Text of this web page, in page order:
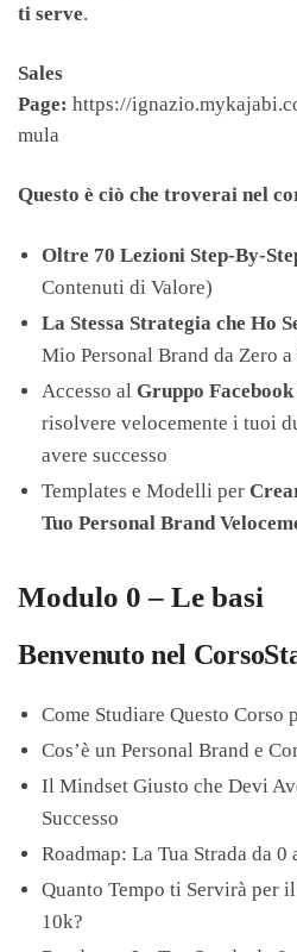
ti serve.
Sales
Page: https://
mula
Questo è ciò che troverai nel
Oltre 70 Lezioni Step-By-
Contenuti di Valore)
La Stessa Strategia che Ho
Mio Personal Brand da Zero
Accesso al Gruppo
risolvere velocemente i tuoi
avere successo
Templates e Modelli per
Tuo Personal Brand
Modulo 0 – Le basi
Benvenuto nel
Come Studiare Questo Corso
Cos’è un Personal Brand e
Il Mindset Giusto che Devi
Successo
Roadmap: La Tua Strada da 0
Quanto Tempo ti Servirà per
10k?